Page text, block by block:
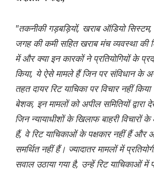
"तकनीकी गड़बड़ियों, खराब ऑडियो
जगह की कमी सहित खराब मंच व्यवस्था की
में और क्या इन कारकों ने प्रतियोगियों के
किया, ये ऐसे मामले हैं जिन पर संविधान के
तहत दायर रिट याचिका पर विचार नहीं
बेशक, इन मामलों को अपील समितियों द्वारा
जिन न्यायाधीशों के खिलाफ बाहरी विचारों
हैं, वे रिट याचिकाओं के पक्षकार नहीं हैं और
समर्थित नहीं हैं। ज्यादातर मामलों में
सवाल उठाया गया है, उन्हें रिट याचिकाओं में